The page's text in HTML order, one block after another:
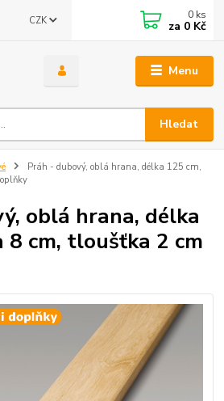
Menu
CZK
Hledat
0 ks
za 0 Kč
Práh - dubový, oblá hrana, délka 125 cm,
oblá hrana, délka
8 cm, tloušťka 2 cm